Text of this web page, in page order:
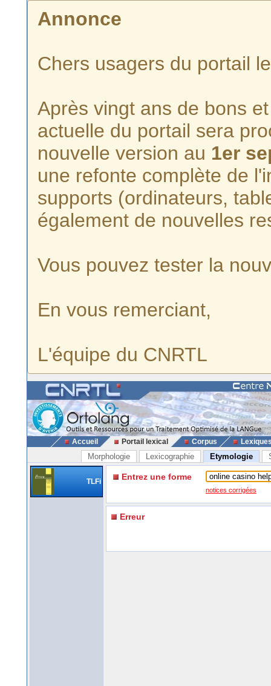
Annonce
Chers usagers du portail
Après vingt ans de bons
actuelle du portail sera
nouvelle version au 1er
une refonte complète de
supports (ordinateurs,
également de nouvelles
Vous pouvez tester la
En vous remerciant,
L'équipe du CNRTL
Accueil Portail lexical Corpus
Morphologie Lexicographie Etymologie
TLFi Entrez une forme
notices corrigées
Erreur